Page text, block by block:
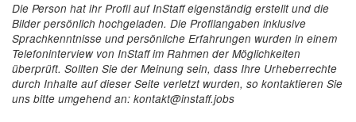
Die Person hat ihr Profil auf InStaff eigenständig erstellt und die
Bilder persönlich hochgeladen. Die Profilangaben inklusive
Sprachkenntnisse und persönliche Erfahrungen wurden in einem
Telefoninterview von InStaff im Rahmen der Möglichkeiten
überprüft. Sollten Sie der Meinung sein, dass Ihre Urheberrechte
durch Inhalte auf dieser Seite verletzt wurden, so kontaktieren Sie
uns bitte umgehend an: kontakt@instaff.jobs